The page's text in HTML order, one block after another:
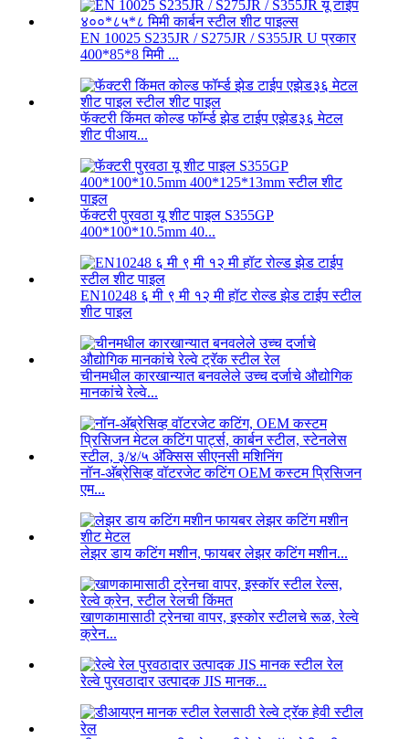
EN 10025 S235JR / S275JR / S355JR U प्रकार
400*85*8 मिमी ...
फॅक्टरी किंमत कोल्ड फॉर्म्ड झेड टाईप एझेड३६ मेटल
शीट पीआय...
फॅक्टरी पुरवठा यू शीट पाइल S355GP
400*100*10.5mm 40...
EN10248 ६ मी ९ मी १२ मी हॉट रोल्ड झेड टाईप स्टील
शीट पाइल
चीनमधील कारखान्यात बनवलेले उच्च दर्जाचे औद्योगिक
मानकांचे रेल्वे...
नॉन-अ‍ॅब्रेसिव्ह वॉटरजेट कटिंग OEM कस्टम प्रिसिजन
एम...
लेझर डाय कटिंग मशीन, फायबर लेझर कटिंग मशीन...
खाणकामासाठी ट्रेनचा वापर, इस्कोर स्टीलचे रूळ, रेल्वे
क्रेन...
रेल्वे पुरवठादार उत्पादक JIS मानक...